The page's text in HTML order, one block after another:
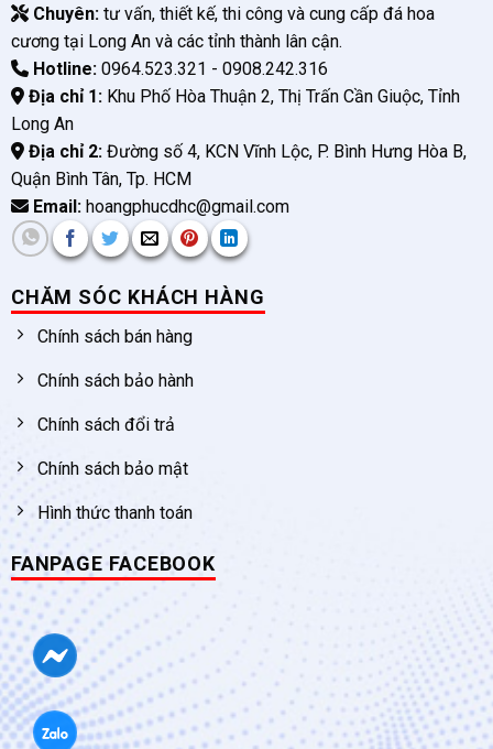
Chuyên:tư vấn, thiết kế, thi công và cung cấp đá hoa
cương tại Long An và các tỉnh thành lân cận.
Hotline:0964.523.321 - 0908.242.316
Địa chỉ 1:Khu Phố Hòa Thuận 2, Thị Trấn Cần Giuộc, Tỉnh
Long An
Địa chỉ 2:Đường số 4, KCN Vĩnh Lộc, P. Bình Hưng Hòa B,
Quận Bình Tân, Tp. HCM
Email:hoangphucdhc@gmail.com
CHĂM SÓC KHÁCH HÀNG
Chính sách bán hàng
Chính sách bảo hành
Chính sách đổi trả
Chính sách bảo mật
Hình thức thanh toán
FANPAGE FACEBOOK